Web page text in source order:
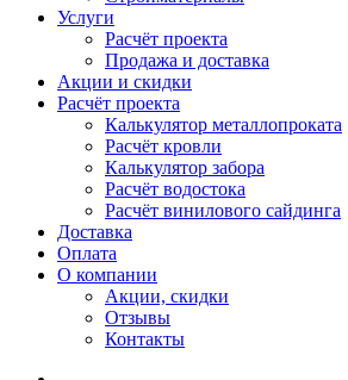
Услуги
Расчёт проекта
Продажа и доставка
Акции и скидки
Расчёт проекта
Калькулятор металлопроката
Расчёт кровли
Калькулятор забора
Расчёт водостока
Расчёт винилового сайдинга
Доставка
Оплата
О компании
Акции, скидки
Отзывы
Контакты